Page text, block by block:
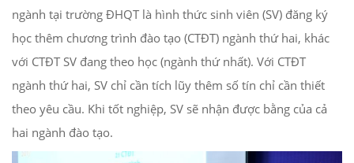
ngành tại trường ĐHQT là hình thức sinh viên (SV) đăng ký
học thêm chương trình đào tạo (CTĐT) ngành thứ hai, khác
với CTĐT SV đang theo học (ngành thứ nhất). Với CTĐT
ngành thứ hai, SV chỉ cần tích lũy thêm số tín chỉ cần thiết
theo yêu cầu. Khi tốt nghiệp, SV sẽ nhận được bằng của cả
hai ngành đào tạo.